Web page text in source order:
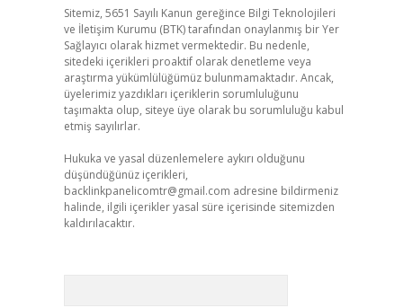
Sitemiz, 5651 Sayılı Kanun gereğince Bilgi Teknolojileri
ve İletişim Kurumu (BTK) tarafından onaylanmış bir Yer
Sağlayıcı olarak hizmet vermektedir. Bu nedenle,
sitedeki içerikleri proaktif olarak denetleme veya
araştırma yükümlülüğümüz bulunmamaktadır. Ancak,
üyelerimiz yazdıkları içeriklerin sorumluluğunu
taşımakta olup, siteye üye olarak bu sorumluluğu kabul
etmiş sayılırlar.
Hukuka ve yasal düzenlemelere aykırı olduğunu
düşündüğünüz içerikleri,
backlinkpanelicomtr@gmail.com adresine bildirmeniz
halinde, ilgili içerikler yasal süre içerisinde sitemizden
kaldırılacaktır.